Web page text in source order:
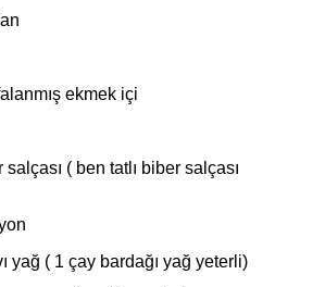
ekmek içi
salçası ( ben tatlı biber salçası
yağ ( 1 çay bardağı yağ yeterli)